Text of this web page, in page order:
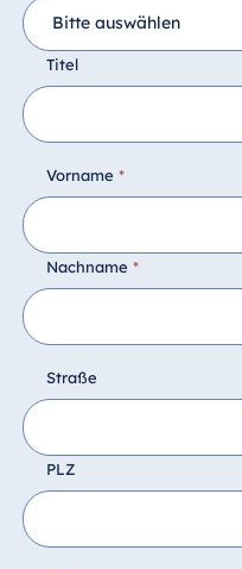
Titel
Vorname *
Nachname *
Straße
PLZ